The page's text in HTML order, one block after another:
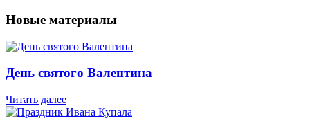
Новые материалы
День святого Валентина
Читать далее